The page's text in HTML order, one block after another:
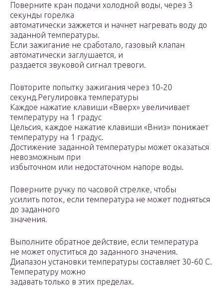
Поверните кран подачи холодной воды, через 3
секунды горелка
автоматически зажжется и начнет нагревать воду до
заданной температуры.
Если зажигание не сработало, газовый клапан
автоматически заглушается, и
раздается звуковой сигнал тревоги.
Повторите попытку зажигания через 10-20
секунд.Регулировка температуры
Каждое нажатие клавиши «Вверх» увеличивает
температуру на 1 градус
Цельсия, каждое нажатие клавиши «Вниз» понижает
температуру на 1 градус.
Достижение заданной температуры может оказаться
невозможным при
избыточном или недостаточном напоре воды.
Поверните ручку по часовой стрелке, чтобы
усилить поток, если температура не может подняться
до заданного
значения.
Выполните обратное действие, если температура
не может опуститься до заданного значения.
Диапазон установки температуры составляет 30-60 С.
Температуру можно
задавать только в этих пределах.